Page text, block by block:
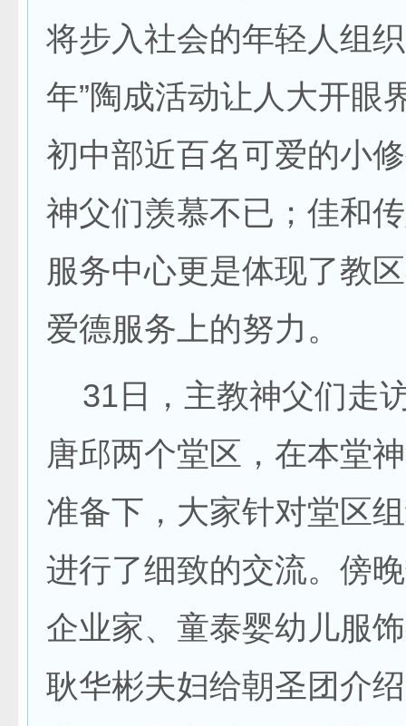
将步入社会的年轻人组
年”陶成活动让人大开眼
初中部近百名可爱的小
神父们羡慕不已；佳和
服务中心更是体现了教
爱德服务上的努力。
31日，主教神父们走
唐邱两个堂区，在本堂
准备下，大家针对堂区
进行了细致的交流。傍
企业家、童泰婴幼儿服
耿华彬夫妇给朝圣团介